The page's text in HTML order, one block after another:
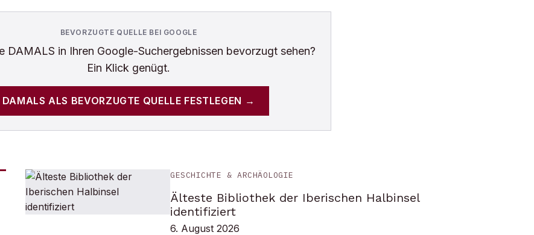
BEVORZUGTE QUELLE BEI GOOGLE
DAMALS in Ihren Google-Suchergebnissen bevorzugt sehen?
Ein Klick genügt.
DAMALS ALS BEVORZUGTE QUELLE FESTLEGEN →
GESCHICHTE & ARCHÄOLOGIE
Älteste Bibliothek der Iberischen Halbinsel
identifiziert
6. August 2026